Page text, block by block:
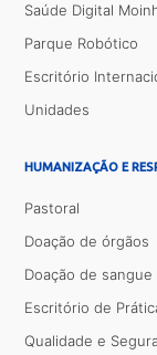
Saúde Digital
Parque Robótico
Escritório
Unidades
HUMANIZAÇÃO E
Pastoral
Doação de órgãos
Doação de sangue
Escritório de
Qualidade e